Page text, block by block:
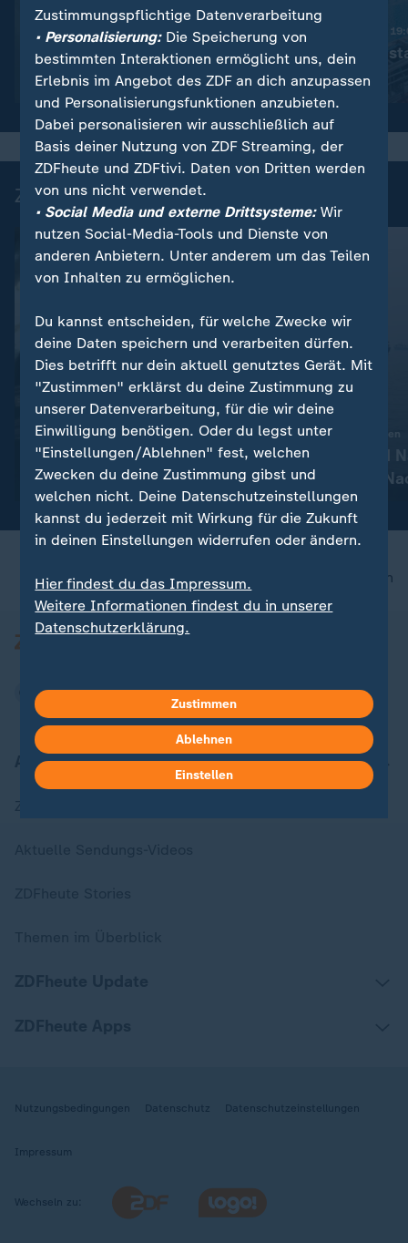
Nachrichten | heute 19:00 Uhr
Trotz Krieg:
Leihmutterschaft in der
Ukraine
Video1:38
Nachrichten | heute
Schwimmbad
Video1:49
Zuletzt auf ZDFheute veröffentlicht
Liveblog
Russland greift die Ukraine an:
Aktuelles zum Krieg in der
Ukraine
Liveblog
Aktuelle Entwicklungen
Iran-Krieg und
Konflikt: Alle
Liveblog
nach oben
Aktuell bei ZDFheute
Nutzungsbedingungen Datenschutz Datenschutzeinstellungen
Impressum
Wechseln zu:
Zustimmungspflichtige Datenverarbeitung
• Personalisierung:Die Speicherung von
bestimmten Interaktionen ermöglicht uns, dein
Erlebnis im Angebot des ZDF an dich anzupassen
und Personalisierungsfunktionen anzubieten.
Dabei personalisieren wir ausschließlich auf
Basis deiner Nutzung von ZDF Streaming, der
ZDFheute und ZDFtivi. Daten von Dritten werden
von uns nicht verwendet.
• Social Media und externe Drittsysteme:Wir
nutzen Social-Media-Tools und Dienste von
anderen Anbietern. Unter anderem um das Teilen
von Inhalten zu ermöglichen.
Du kannst entscheiden, für welche Zwecke wir
deine Daten speichern und verarbeiten dürfen.
Dies betrifft nur dein aktuell genutztes Gerät. Mit
"Zustimmen" erklärst du deine Zustimmung zu
unserer Datenverarbeitung, für die wir deine
Einwilligung benötigen. Oder du legst unter
"Einstellungen/Ablehnen" fest, welchen
Zwecken du deine Zustimmung gibst und
welchen nicht. Deine Datenschutzeinstellungen
kannst du jederzeit mit Wirkung für die Zukunft
in deinen Einstellungen widerrufen oder ändern.
Hier findest du das Impressum.
Weitere Informationen findest du in unserer
Datenschutzerklärung.
Zustimmen
Ablehnen
Einstellen